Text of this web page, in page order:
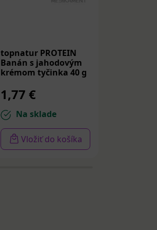
topnatur PROTEIN
Banán s jahodovým
krémom tyčinka 40 g
1,77 €
Na sklade
Vložiť do košíka